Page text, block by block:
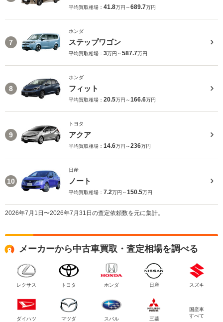
平均買取相場： 41.8万円～689.7万円
7
ホンダ
ステップワゴン
平均買取相場： 3万円～587.7万円
8
ホンダ
フィット
平均買取相場： 20.5万円～166.6万円
9
トヨタ
アクア
平均買取相場： 14.6万円～236万円
10
日産
ノート
平均買取相場： 7.2万円～150.5万円
2026年7月1日〜2026年7月31日の査定依頼数を元に集計。
メーカーから中古車買取・査定相場を調べる
レクサス トヨタ ホンダ 日産 スズキ
ダイハツ マツダ スバル 三菱
国産車
すべて